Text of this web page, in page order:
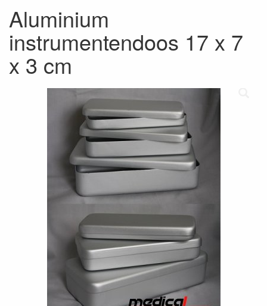
Aluminium
instrumentendoos 17 x 7
x 3 cm